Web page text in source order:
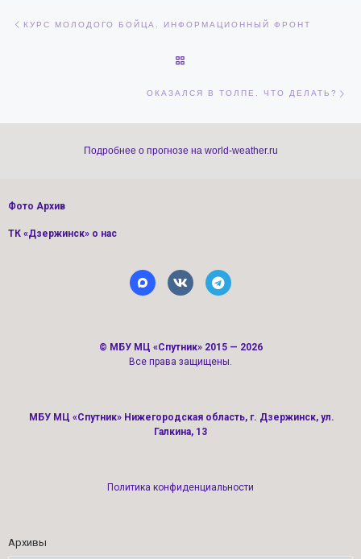
КУРС МОЛОДОГО БОЙЦА. ИНФОРМАЦИОННЫЙ ФРОНТ
ОКАЗАЛСЯ В ТОЛПЕ. ЧТО ДЕЛАТЬ?
Подробнее о прогнозе на world-weather.ru
Фото Архив
ТК «Дзержинск» о нас
© МБУ МЦ «Спутник» 2015 — 2026
Все права защищены.
МБУ МЦ «Спутник» Нижегородская область, г. Дзержинск, ул.
Галкина, 13
Политика конфиденциальности
Архивы